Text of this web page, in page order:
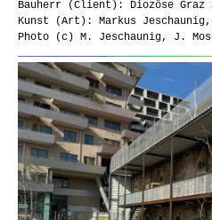
Bauherr (Client): Diozöse Graz
Kunst (Art): Markus
Photo (c) M. Jeschaunig, J.